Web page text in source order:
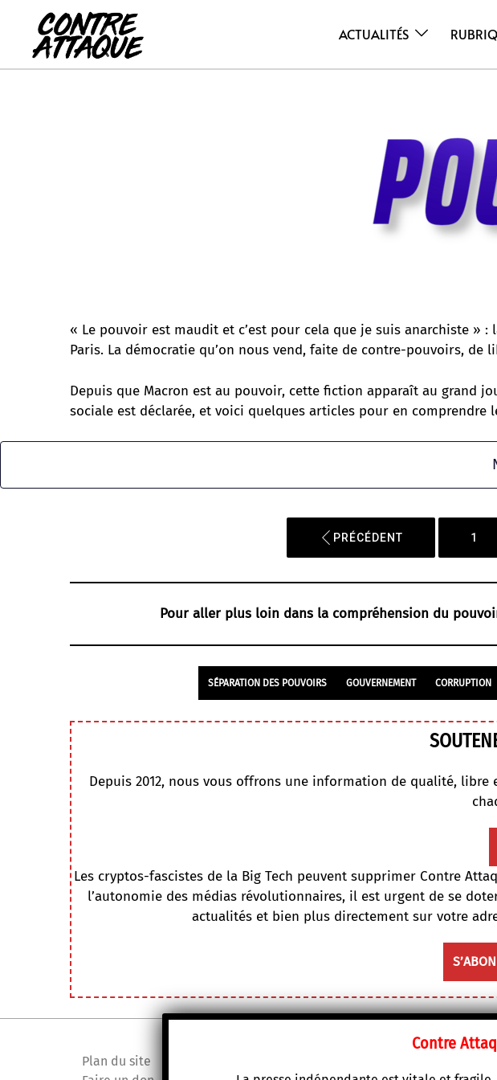
contenu
ACTUALITÉS
« Le pouvoir est maudit et c’est pour cela que je suis anarchiste »
Paris. La démocratie qu’on nous vend, faite de contre-pouvoirs, de
Depuis que Macron est au pouvoir, cette fiction apparaît au grand
sociale est déclarée, et voici quelques articles pour en comprendre
PRÉCÉDENT 1
Pour aller plus loin dans la compréhension du
SÉPARATION DES POUVOIRS GOUVERNEMENT CORRUPTION
Depuis 2012, nous vous offrons une information de qualité,
Les cryptos-fascistes de la Big Tech peuvent supprimer Contre
l’autonomie des médias révolutionnaires, il est urgent de se
actualités et bien plus directement sur votre
Plan du site
Contre